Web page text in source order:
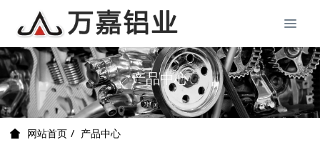
产品中心
网站首页 产品中心